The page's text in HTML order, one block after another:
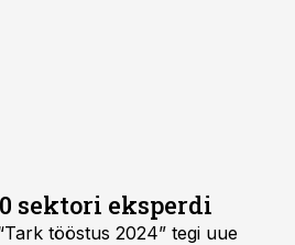
sektori eksperdi
tööstus 2024” tegi uue